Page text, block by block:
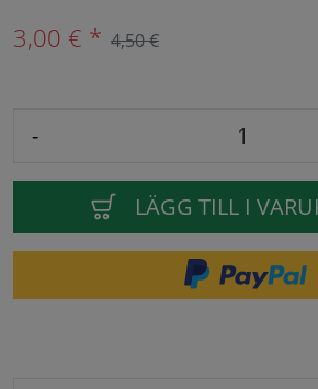
3,00 € * 4,50 €
-
LÄGG TILL I